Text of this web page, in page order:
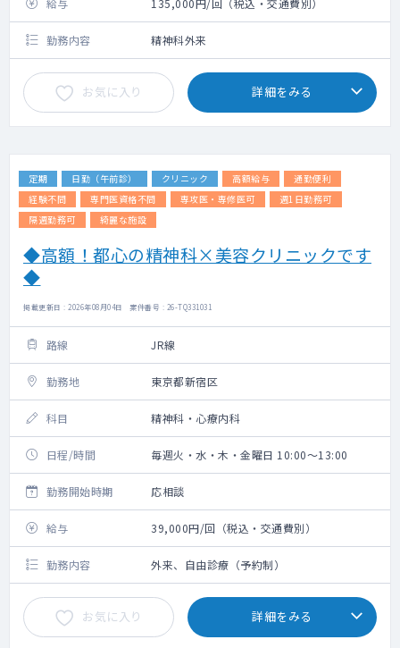
給与 135,000円/回（税込・交通費別）
勤務内容 精神科外来
お気に入り 詳細をみる
定期 日勤（午前診） クリニック 高額給与
通勤便利
経験不問
専門医資格不問 専攻医・専修医可
週1日勤務可
隔週勤務可
綺麗な施設
◆高額！都心の精神科×美容クリニックです
◆
掲載更新日 : 2026年08月04日 案件番号 : 26-TQ331031
路線 JR線
勤務地 東京都新宿区
科目 精神科・心療内科
日程/時間 毎週火・水・木・金曜日 10:00～13:00
勤務開始時期 応相談
給与 39,000円/回（税込・交通費別）
勤務内容 外来、自由診療（予約制）
お気に入り 詳細をみる